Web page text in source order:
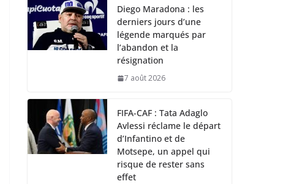
Diego Maradona : les
derniers jours d’une
légende marqués par
l’abandon et la
résignation
7 août 2026
FIFA-CAF : Tata Adaglo
Avlessi réclame le départ
d’Infantino et de
Motsepe, un appel qui
risque de rester sans
effet